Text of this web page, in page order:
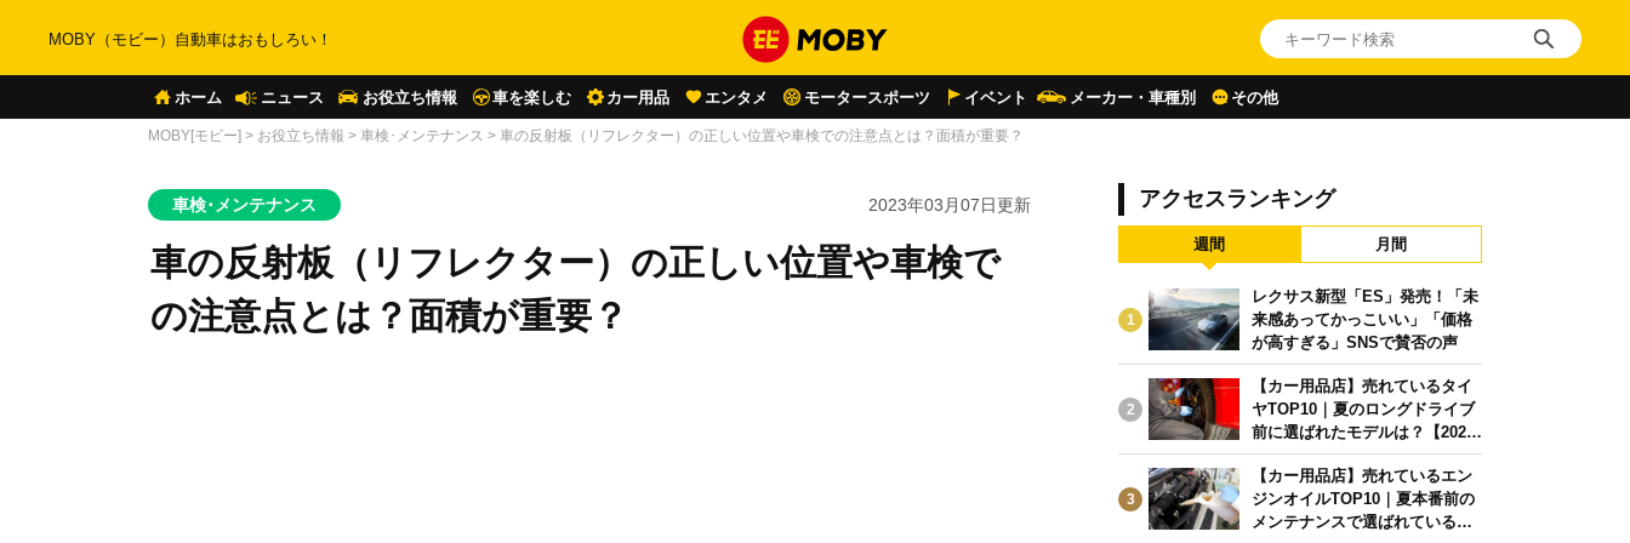
MOBY（モビー）自動車はおもしろい！
ホーム ニュース お役立ち情報 車を楽しむ カー用品 エンタメ モータースポーツ イベント メーカー・車種別 その他
MOBY[モビー] > お役立ち情報 > 車検･メンテナンス > 車の反射板（リフレクター）の正しい位置や車検での注意点とは？面積が重要？
車検･メンテナンス 2023年03月07日更新
車の反射板（リフレクター）の正しい位置や車検で
の注意点とは？面積が重要？
アクセスランキング
週間 月間
1
レクサス新型「ES」発売！「未
来感あってかっこいい」「価格
が高すぎる」SNSで賛否の声
2
【カー用品店】売れているタイ
ヤTOP10｜夏のロングドライブ
前に選ばれたモデルは？【2026
年6月版】
3
【カー用品店】売れているエン
ジンオイルTOP10｜夏本番前の
メンテナンスで選ばれている人